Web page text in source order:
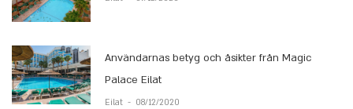
Användarnas betyg och åsikter från Magic
Palace Eilat
Eilat - 08/12/2020